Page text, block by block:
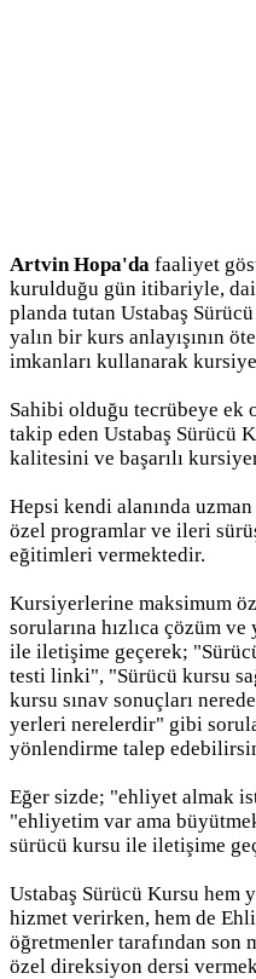
Artvin Hopa'da faaliyet
kurulduğu gün itibariyle,
planda tutan Ustabaş
yalın bir kurs anlayışının
imkanları kullanarak
Sahibi olduğu tecrübeye
takip eden Ustabaş Sürücü
kalitesini ve başarılı kursiyer
Hepsi kendi alanında
özel programlar ve ileri
eğitimleri vermektedir.
Kursiyerlerine maksimum
sorularına hızlıca çözüm
ile iletişime geçerek;
testi linki", "Sürücü kursu
kursu sınav sonuçları
yerleri nerelerdir" gibi
yönlendirme talep
Eğer sizde; "ehliyet almak
"ehliyetim var ama
sürücü kursu ile iletişime
Ustabaş Sürücü Kursu hem
hizmet verirken, hem de
öğretmenler tarafından son
özel direksiyon dersi